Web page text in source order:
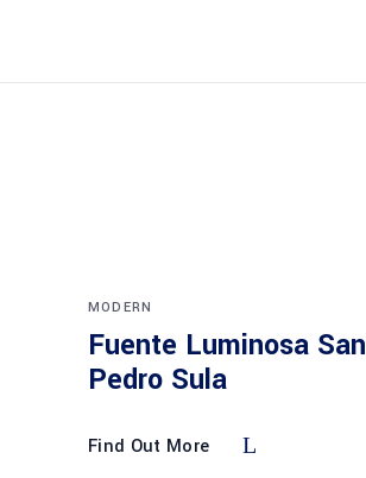
MODERN
Fuente Luminosa San
Pedro Sula
Find Out More